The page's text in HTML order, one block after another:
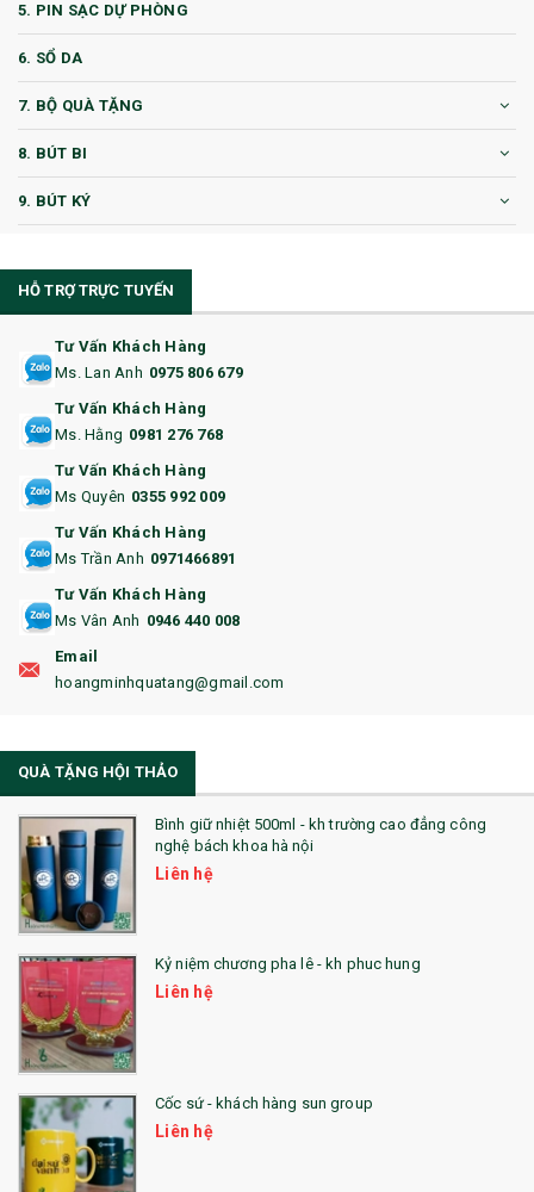
5. PIN SẠC DỰ PHÒNG
6. SỔ DA
7. BỘ QUÀ TẶNG
8. BÚT BI
9. BÚT KÝ
11. CỐC/BÌNH GIỮ NHIỆT
12. BÌNH NƯỚC
14. HỘP/VÍ ĐỰNG NAMECARD
15. BỘ BẤM MÓNG
16. BAO HỘ CHIẾU
18. ẤM CHÉN QUÀ TẶNG
19. ĐỒNG HỒ TREO TƯỜNG
22. ĐỒNG HỒ ĐỂ BÀN
23. QÙA TẶNG ĐỘC ĐÁO
24. QÙA TẶNG PHA LÊ
25. QUÀ TẶNG GLASSLOCK
26. QUÀ TẶNG LUMINARC
28. BỘ ĐỒ ĂN CAO CẤP
29. MÓC KHOÁ
31. TÚI VẢI KHÔNG DỆT
32. TÚI VẢI BỐ
HỖ TRỢ TRỰC TUYẾN
Tư Vấn Khách Hàng
Ms. Lan Anh 0975 806 679
Tư Vấn Khách Hàng
Ms. Hằng 0981 276 768
Tư Vấn Khách Hàng
Ms Quyên 0355 992 009
Tư Vấn Khách Hàng
Ms Trần Anh 0971466891
Tư Vấn Khách Hàng
Ms Vân Anh 0946 440 008
Email
hoangminhquatang@gmail.com
QUÀ TẶNG HỘI THẢO
Bình giữ nhiệt 500ml - kh trường cao đẳng công
nghệ bách khoa hà nội
Liên hệ
Kỷ niệm chương pha lê - kh phuc hung
Liên hệ
Cốc sứ - khách hàng sun group
Liên hệ